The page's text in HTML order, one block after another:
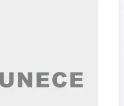
使用您提供的联系信息来分享公
随时选择退订。若要理解更多，